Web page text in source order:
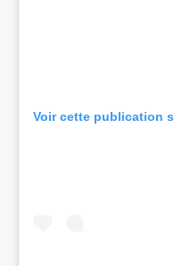
Voir cette publication